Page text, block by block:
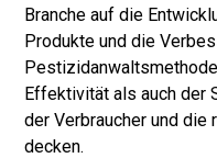
Branche auf die
Produkte und die
Effektivität als auch der
der Verbraucher und die
decken.